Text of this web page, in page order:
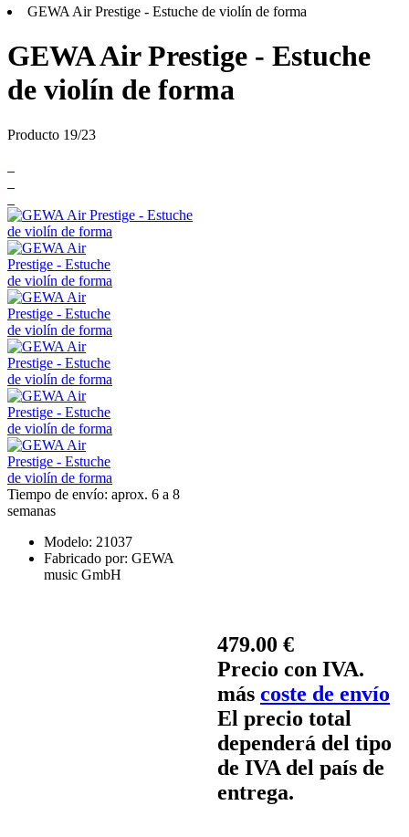
GEWA Air Prestige - Estuche de violín de forma
GEWA Air Prestige - Estuche
de violín de forma
Producto 19/23
Tiempo de envío: aprox. 6 a 8
semanas
Modelo: 21037
Fabricado por: GEWA
music GmbH
479.00 €
Precio con IVA.
más coste de envío
El precio total
dependerá del tipo
de IVA del país de
entrega.